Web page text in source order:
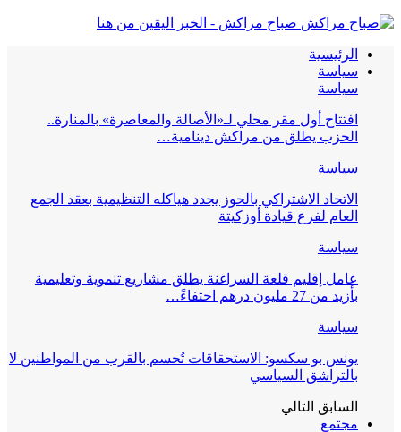
صباح مراكش - الخبر اليقين من هنا
الرئيسية
سياسة
سياسة
افتتاح أول مقر محلي لـ«الأصالة والمعاصرة» بالمنارة..
الحزب يطلق من مراكش دينامية…
سياسة
الاتحاد الاشتراكي بالحوز يجدد هياكله التنظيمية بعقد الجمع
العام لفرع قيادة أوزكيتة
سياسة
عامل إقليم قلعة السراغنة يطلق مشاريع تنموية وتعليمية
بأزيد من 27 مليون درهم احتفاءً…
سياسة
يونس بو سكسو: الاستحقاقات تُحسم بالقرب من المواطنين لا
بالتراشق السياسي
السابق التالي
مجتمع